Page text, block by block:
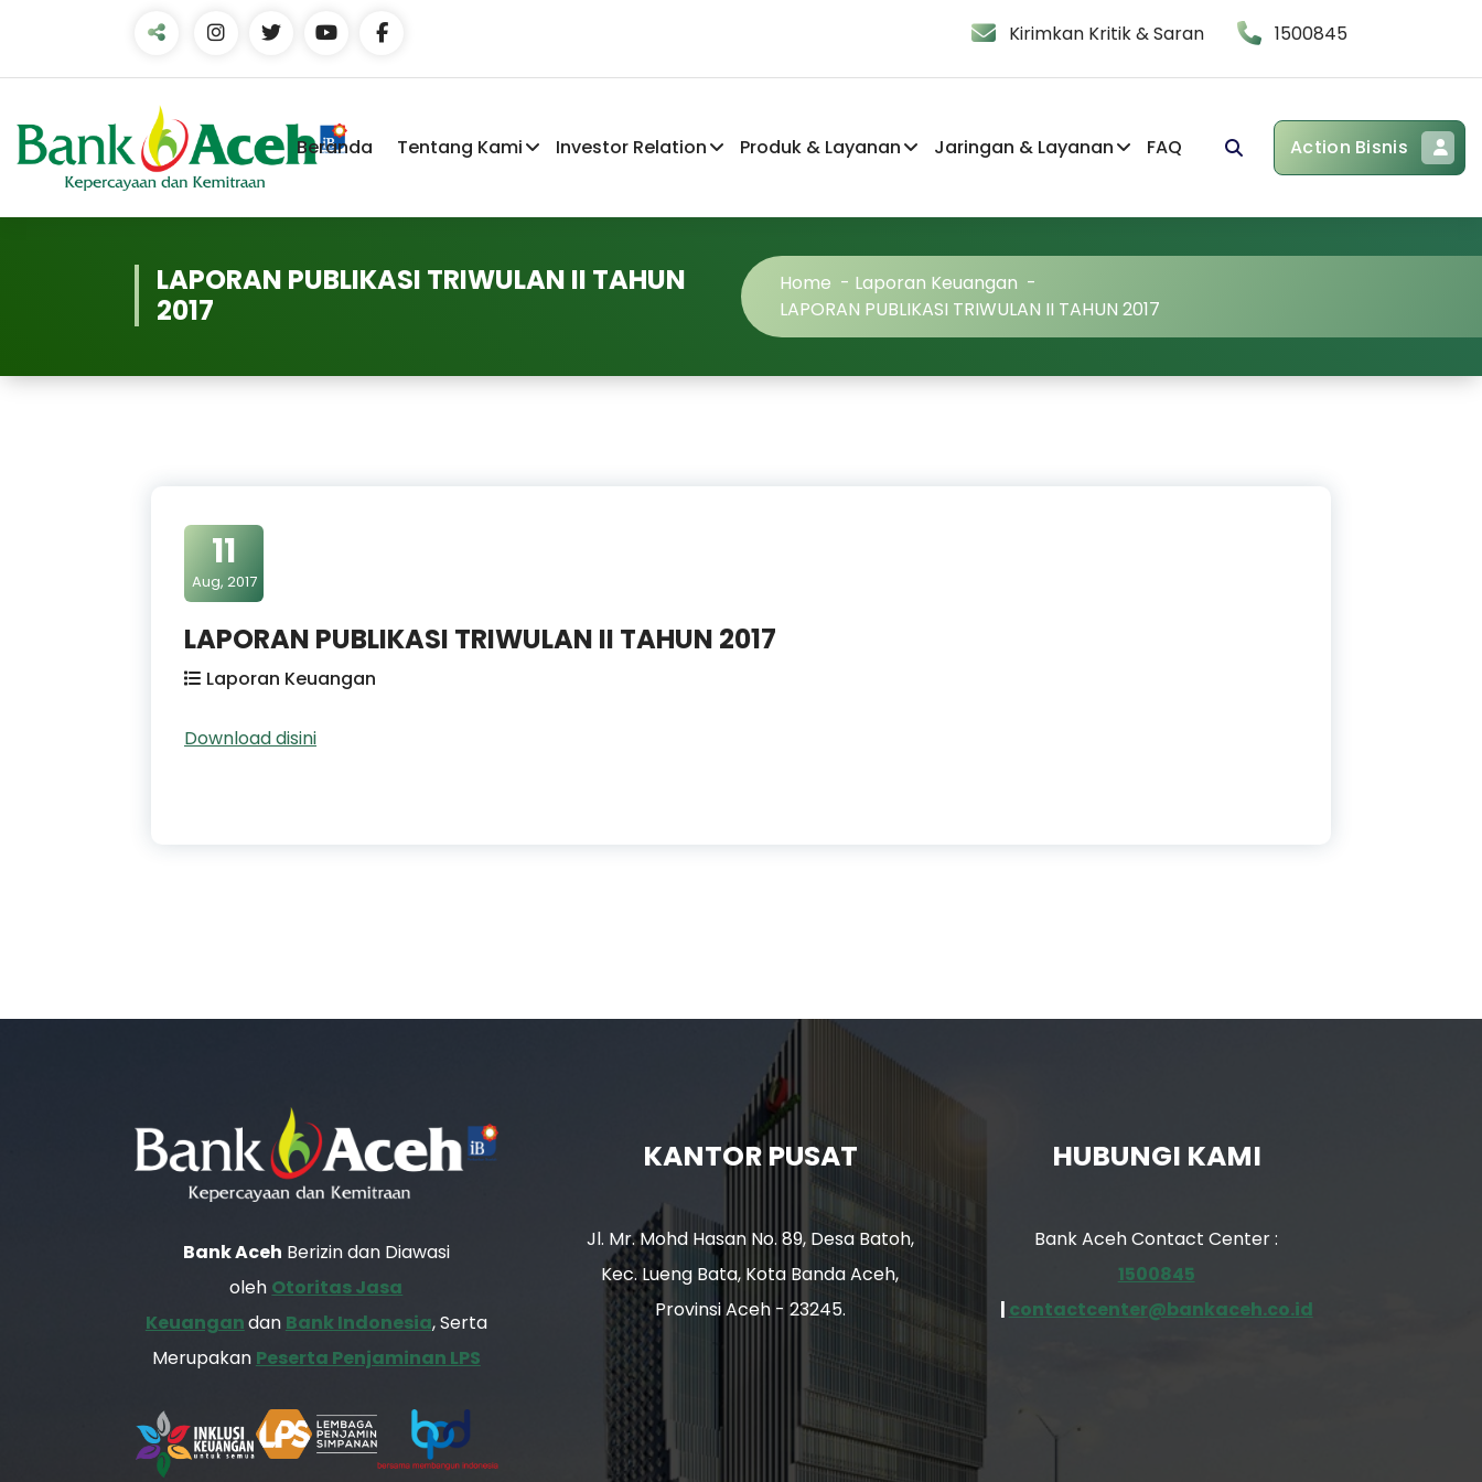
Kirimkan Kritik & Saran 1500845
Beranda Tentang Kami Investor Relation Produk & Layanan Jaringan & Layanan FAQ Action Bisnis
LAPORAN PUBLIKASI TRIWULAN II TAHUN
2017
Home - Laporan Keuangan -
LAPORAN PUBLIKASI TRIWULAN II TAHUN 2017
11
Aug, 2017
LAPORAN PUBLIKASI TRIWULAN II TAHUN 2017
Laporan Keuangan
Download disini
Bank Aceh Berizin dan Diawasi
oleh Otoritas Jasa
Keuangandan Bank Indonesia, Serta
Merupakan Peserta Penjaminan LPS
KANTOR PUSAT
Jl. Mr. Mohd Hasan No. 89, Desa Batoh,
Kec. Lueng Bata, Kota Banda Aceh,
Provinsi Aceh - 23245.
HUBUNGI KAMI
Bank Aceh Contact Center :
1500845
| contactcenter@bankaceh.co.id